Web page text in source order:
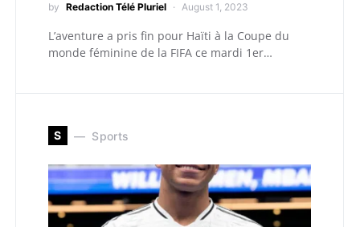
by Redaction Télé Pluriel August 1, 2023
L’aventure a pris fin pour Haïti à la Coupe du
monde féminine de la FIFA ce mardi 1er…
S Sports